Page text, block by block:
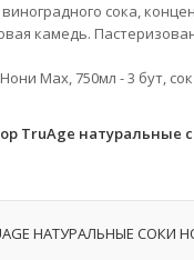
сока,
камедь.
Мах, 750мл - 3 бут, сок
TruAge натуральные
НАТУРАЛЬНЫЕ СОКИ